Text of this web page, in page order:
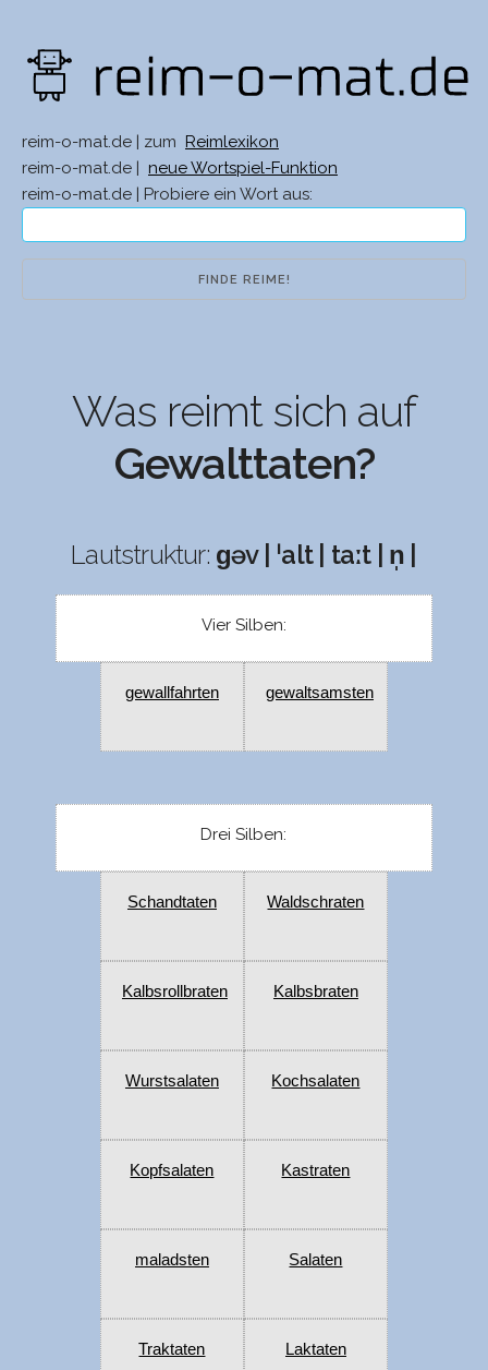
reim-o-mat.de | zum
Reimlexikon
reim-o-mat.de |
neue Wortspiel-Funktion
reim-o-mat.de | Probiere ein Wort aus:
Was reimt sich auf
Gewalttaten?
Lautstruktur: ɡəv | ˈalt | taːt | n̩ |
Vier Silben:
gewallfahrten gewaltsamsten
Drei Silben:
Schandtaten Waldschraten
Kalbsrollbraten Kalbsbraten
Wurstsalaten Kochsalaten
Kopfsalaten Kastraten
maladsten Salaten
Traktaten Laktaten